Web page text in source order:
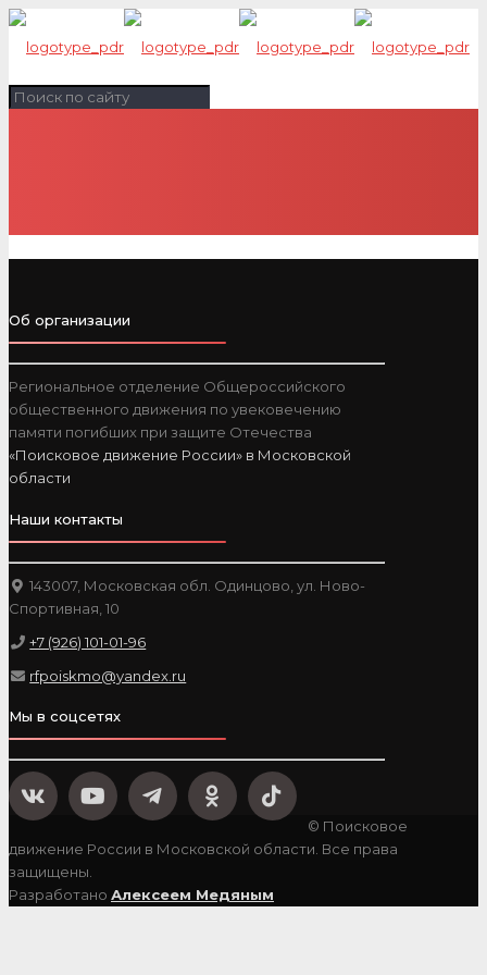
Об организации
Региональное отделение Общероссийского
общественного движения по увековечению
памяти погибших при защите Отечества
«Поисковое движение России» в Московской
области
Наши контакты
143007, Московская обл. Одинцово, ул. Ново-
Спортивная, 10
+7 (926) 101-01-96
rfpoiskmo@yandex.ru
Мы в соцсетях
© Поисковое
движение России в Московской области. Все права
защищены.
Разработано Алексеем Медяным